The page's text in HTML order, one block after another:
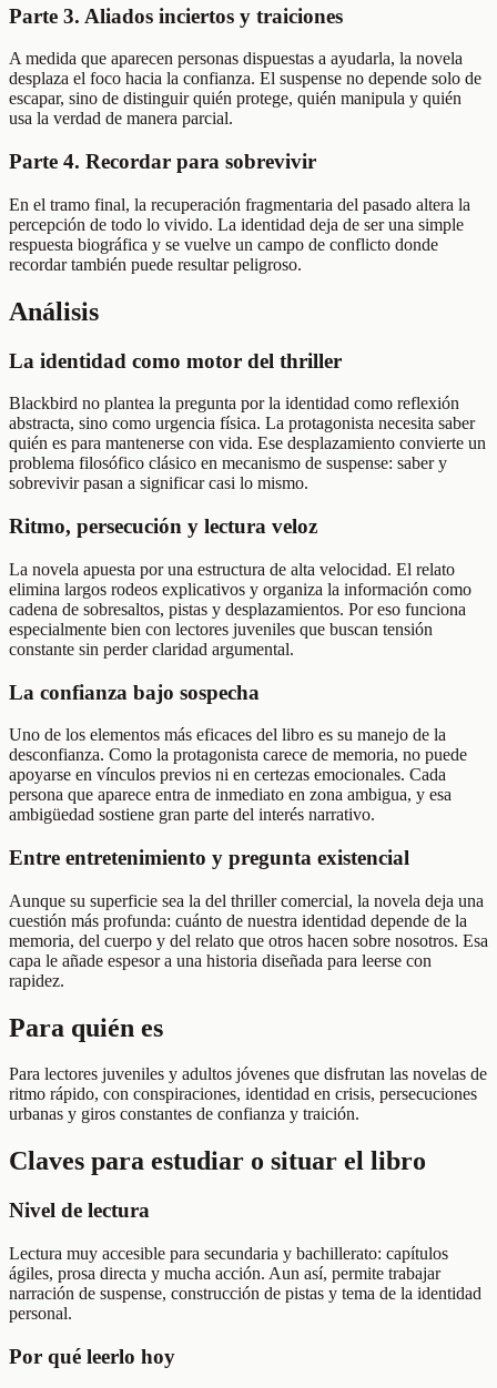
Parte 3. Aliados inciertos y traiciones
A medida que aparecen personas dispuestas a ayudarla, la novela
desplaza el foco hacia la confianza. El suspense no depende solo de
escapar, sino de distinguir quién protege, quién manipula y quién
usa la verdad de manera parcial.
Parte 4. Recordar para sobrevivir
En el tramo final, la recuperación fragmentaria del pasado altera la
percepción de todo lo vivido. La identidad deja de ser una simple
respuesta biográfica y se vuelve un campo de conflicto donde
recordar también puede resultar peligroso.
Análisis
La identidad como motor del thriller
Blackbird no plantea la pregunta por la identidad como reflexión
abstracta, sino como urgencia física. La protagonista necesita saber
quién es para mantenerse con vida. Ese desplazamiento convierte un
problema filosófico clásico en mecanismo de suspense: saber y
sobrevivir pasan a significar casi lo mismo.
Ritmo, persecución y lectura veloz
La novela apuesta por una estructura de alta velocidad. El relato
elimina largos rodeos explicativos y organiza la información como
cadena de sobresaltos, pistas y desplazamientos. Por eso funciona
especialmente bien con lectores juveniles que buscan tensión
constante sin perder claridad argumental.
La confianza bajo sospecha
Uno de los elementos más eficaces del libro es su manejo de la
desconfianza. Como la protagonista carece de memoria, no puede
apoyarse en vínculos previos ni en certezas emocionales. Cada
persona que aparece entra de inmediato en zona ambigua, y esa
ambigüedad sostiene gran parte del interés narrativo.
Entre entretenimiento y pregunta existencial
Aunque su superficie sea la del thriller comercial, la novela deja una
cuestión más profunda: cuánto de nuestra identidad depende de la
memoria, del cuerpo y del relato que otros hacen sobre nosotros. Esa
capa le añade espesor a una historia diseñada para leerse con
rapidez.
Para quién es
Para lectores juveniles y adultos jóvenes que disfrutan las novelas de
ritmo rápido, con conspiraciones, identidad en crisis, persecuciones
urbanas y giros constantes de confianza y traición.
Claves para estudiar o situar el libro
Nivel de lectura
Lectura muy accesible para secundaria y bachillerato: capítulos
ágiles, prosa directa y mucha acción. Aun así, permite trabajar
narración de suspense, construcción de pistas y tema de la identidad
personal.
Por qué leerlo hoy